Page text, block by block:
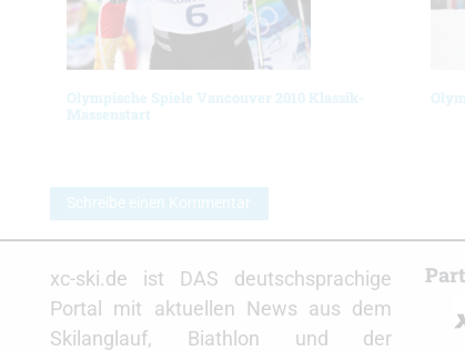
Olympische Spiele Vancouver 2010 Klassik-
Massenstart
Schreibe einen Kommentar
xc-ski.de ist DAS deutschsprachige
Portal mit aktuellen News aus dem
Skilanglauf, Biathlon und der